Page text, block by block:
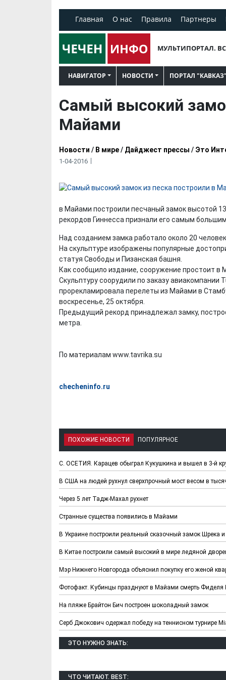
Главная О нас Правила Партнеры
МУЛЬТИПОРТАЛ.
НАВИГАТОР НОВОСТИ ПОРТАЛ "КАВКАЗ"
Самый высокий
Майами
Новости / В мире/ Дайджест прессы / Это
1-04-2016
в Майами построили песчаный замок высотой
рекордов Гиннесса признали его самым
Над созданием замка работало около 20
На скульптуре изображены популярные
статуя Свободы и Пизанская башня.
Как сообщило издание, сооружение простоит в
Скульптуру соорудили по заказу
прорекламировала перелеты из Майами в
воскресенье, 25 октября.
Предыдущий рекорд принадлежал замку,
метра.
По материалам www.tavrika.su
checheninfo.ru
ПОХОЖИЕ НОВОСТИ ПОПУЛЯРНОЕ
С. ОСЕТИЯ. Карацев обыграл Кукушкина и вышел в 3-й
В США на людей рухнул сверхпрочный мост весом в
Через 5 лет Тадж-Махал рухнет
Странные существа появились в Майами
В Украине построили реальный сказочный замок Шрека
В Китае построили самый высокий в мире ледяной
Мэр Нижнего Новгорода объяснил покупку его женой
Фотофакт. Кубинцы празднуют в Майами смерть Фиделя
На пляже Брайтон Бич построен шоколадный замок
Серб Джокович одержал победу на теннисном турнире
ЭТО НУЖНО ЗНАТЬ:
ЧТО ЧИТАЮТ. BEST: